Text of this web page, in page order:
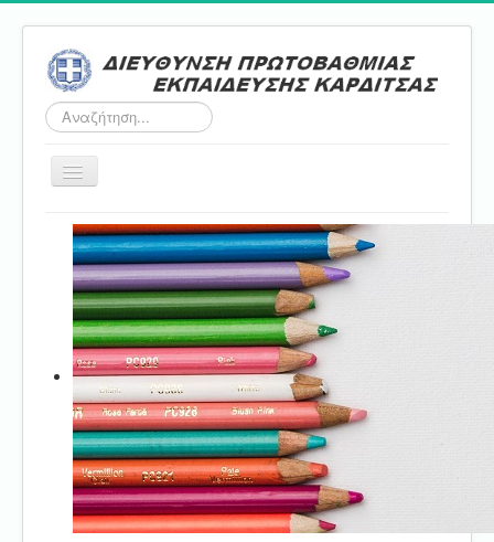
Αναζήτηση...
Εναλλαγή
Αρχική
ΔΠΕ
Τμήμα Α'
Τμήμα Β'
Τμήμα Γ'
Τμήμα Δ'
Τμήμα E'
Επικοινωνία